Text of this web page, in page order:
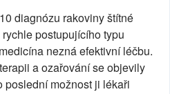
diagnózu rakoviny štítné
postupujícího typu
nezná efektivní léčbu.
a ozařování se objevily
poslední možnost ji lékaři